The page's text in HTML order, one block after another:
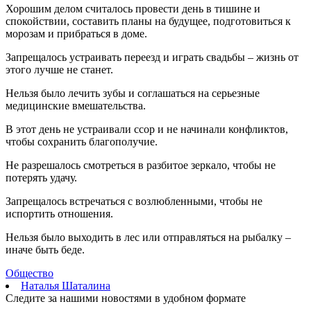
На Самарскую область 9 августа обрушатся гроза, ливень и
град
09.08.2026 | 12:12
09.08.2026 | 11:49
В самарском парке Гагарина отметили День физкультурника
09.08.2026 | 11:41
В похвистневском парке "Юбилейный" появилась новая
спортплощадка
09.08.2026 | 11:31
Самарца отправили в колонию за похищение телефона и
денег с карты
09.08.2026 | 11:28
В Тольятти спасли подростков на сапборде, которых унесло от
берега
09.08.2026 | 10:56
9 августа на нескольких улицах Самары не будет холодной
09.08.2026 | 10:29
В Самарской области 9 августа около 5 часов действовала
09.08.2026 | 10:24
Врач перечислил полезные для работы мозга продукты
09.08.2026 | 10:05
Хорошим делом считалось провести день в тишине и
спокойствии, составить планы на будущее, подготовиться к
морозам и прибраться в доме.
Запрещалось устраивать переезд и играть свадьбы – жизнь от
этого лучше не станет.
Нельзя было лечить зубы и соглашаться на серьезные
медицинские вмешательства.
В этот день не устраивали ссор и не начинали конфликтов,
чтобы сохранить благополучие.
Не разрешалось смотреться в разбитое зеркало, чтобы не
потерять удачу.
Запрещалось встречаться с возлюбленными, чтобы не
испортить отношения.
Нельзя было выходить в лес или отправляться на рыбалку –
иначе быть беде.
Общество
Наталья Шаталина
Следите за нашими новостями в удобном формате